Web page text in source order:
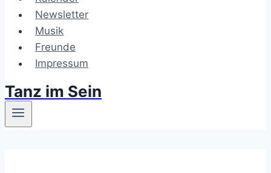
Newsletter
Musik
Freunde
Impressum
Tanz im Sein